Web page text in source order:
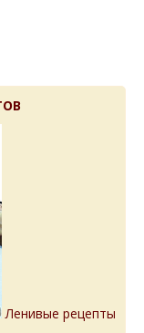
Ленивые рецепты